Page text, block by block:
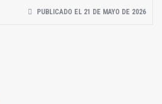
PUBLICADO EL 21 DE MAYO DE 2026